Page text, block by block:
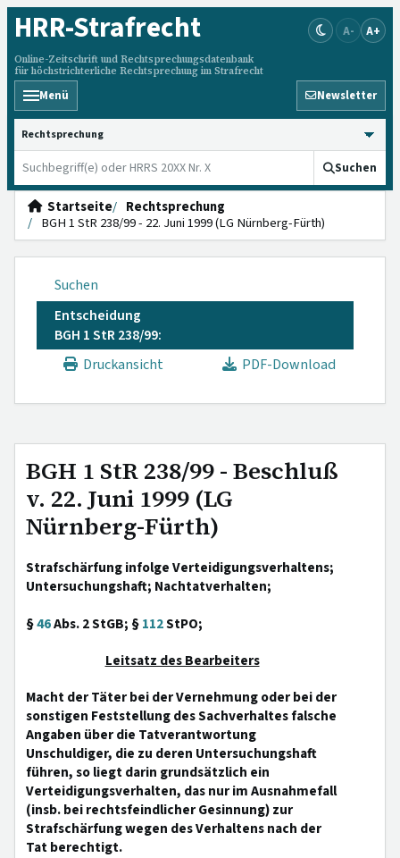
HRR-Strafrecht
Online-Zeitschrift und Rechtsprechungsdatenbank
für höchstrichterliche Rechtsprechung im Strafrecht
A- A+
Menü Newsletter
HRRS durchsuchen
Suchen
Startseite
Rechtsprechung
BGH 1 StR 238/99 - 22. Juni 1999 (LG Nürnberg-Fürth)
Suchen
Entscheidung
BGH 1 StR 238/99:
Druckansicht
PDF-Download
BGH 1 StR 238/99 - Beschluß
v. 22. Juni 1999 (LG
Nürnberg-Fürth)
Strafschärfung infolge Verteidigungsverhaltens;
Untersuchungshaft; Nachtatverhalten;
§46Abs. 2 StGB; §112StPO;
Leitsatz des Bearbeiters
Macht der Täter bei der Vernehmung oder bei der
sonstigen Feststellung des Sachverhaltes falsche
Angaben über die Tatverantwortung
Unschuldiger, die zu deren Untersuchungshaft
führen, so liegt darin grundsätzlich ein
Verteidigungsverhalten, das nur im Ausnahmefall
(insb. bei rechtsfeindlicher Gesinnung) zur
Strafschärfung wegen des Verhaltens nach der
Tat berechtigt.